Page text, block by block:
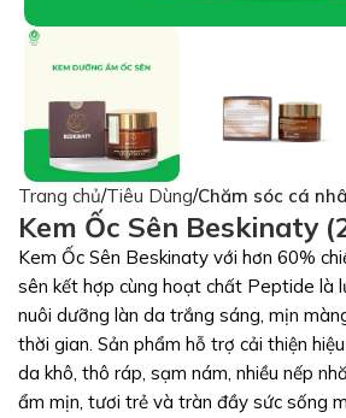
Trang chủ Tiêu Dùng Chăm sóc cá
Kem Ốc Sên Beskinaty
Kem Ốc Sên Beskinaty với hơn 60%
sên kết hợp cùng hoạt chất Peptide là
nuôi dưỡng làn da trắng sáng, mịn
thời gian. Sản phẩm hỗ trợ cải thiện
da khô, thô ráp, sạm nám, nhiều nếp
ẩm mịn, tươi trẻ và tràn đầy sức sống